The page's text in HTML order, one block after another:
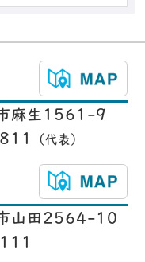
麻生1561-9
（代表）
山田2564-10